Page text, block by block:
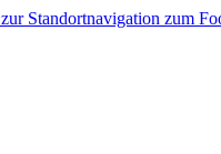
zur Standortnavigation zum